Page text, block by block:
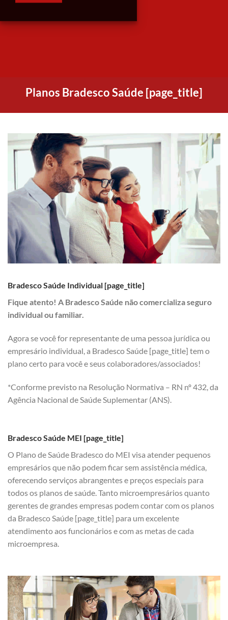
Planos Bradesco Saúde [page_title]
Bradesco Saúde Individual [page_title]
Fique atento! A Bradesco Saúde não comercializa seguro
individual ou familiar.
Agora se você for representante de uma pessoa jurídica ou
empresário individual, a Bradesco Saúde [page_title] tem o
plano certo para você e seus colaboradores/associados!
*Conforme previsto na Resolução Normativa – RN nº 432, da
Agência Nacional de Saúde Suplementar (ANS).
Bradesco Saúde MEI [page_title]
O Plano de Saúde Bradesco do MEI visa atender pequenos
empresários que não podem ficar sem assistência médica,
oferecendo serviços abrangentes e preços especiais para
todos os planos de saúde. Tanto microempresários quanto
gerentes de grandes empresas podem contar com os planos
da Bradesco Saúde [page_title] para um excelente
atendimento aos funcionários e com as metas de cada
microempresa.